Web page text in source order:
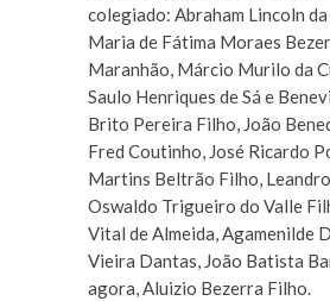
colegiado: Abraham Lincoln da
Maria de Fátima Moraes
Maranhão, Márcio Murilo da
Saulo Henriques de Sá e
Brito Pereira Filho, João
Fred Coutinho, José Ricardo
Martins Beltrão Filho,
Oswaldo Trigueiro do Valle
Vital de Almeida, Agamenilde
Vieira Dantas, João Batista
agora, Aluizio Bezerra Filho.